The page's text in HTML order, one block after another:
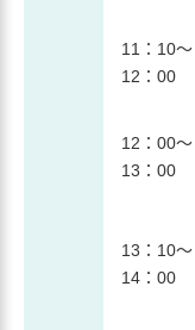
11：10～
12：00
12：00～
13：00
13：10～
14：00